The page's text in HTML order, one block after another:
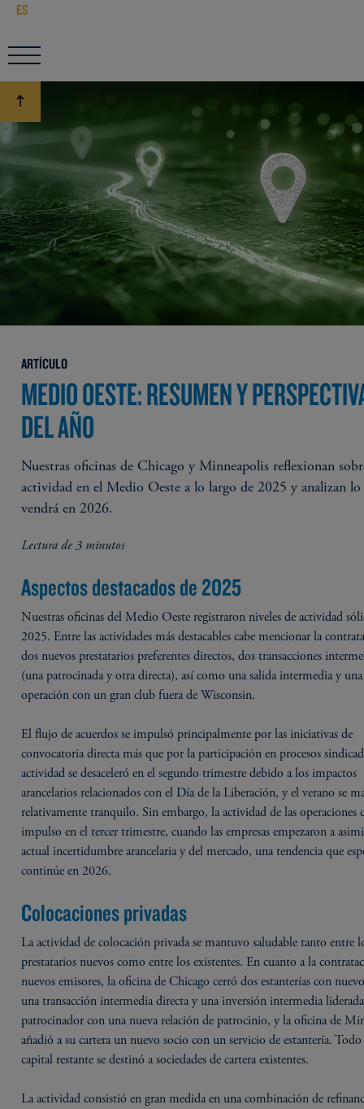
ES
ARTÍCULO
MEDIO OESTE: RESUMEN Y
DEL AÑO
Nuestras oficinas de Chicago y Minneapolis reflexionan
actividad en el Medio Oeste a lo largo de 2025 y analizan
vendrá en 2026.
Lectura de 3 minutos
Aspectos destacados de 2025
Nuestras oficinas del Medio Oeste registraron niveles de actividad
2025. Entre las actividades más destacables cabe mencionar la
dos nuevos prestatarios preferentes directos, dos transacciones
(una patrocinada y otra directa), así como una salida intermedia y una
operación con un gran club fuera de Wisconsin.
El flujo de acuerdos se impulsó principalmente por las iniciativas de
convocatoria directa más que por la participación en procesos
actividad se desaceleró en el segundo trimestre debido a los impactos
arancelarios relacionados con el Día de la Liberación, y el verano se
relativamente tranquilo. Sin embargo, la actividad de las operaciones
impulso en el tercer trimestre, cuando las empresas empezaron a
actual incertidumbre arancelaria y del mercado, una tendencia que
continúe en 2026.
Colocaciones privadas
La actividad de colocación privada se mantuvo saludable tanto entre
prestatarios nuevos como entre los existentes. En cuanto a la
nuevos emisores, la oficina de Chicago cerró dos estanterías con
una transacción intermedia directa y una inversión intermedia
patrocinador con una nueva relación de patrocinio, y la oficina de
añadió a su cartera un nuevo socio con un servicio de estantería.
capital restante se destinó a sociedades de cartera existentes.
La actividad consistió en gran medida en una combinación de